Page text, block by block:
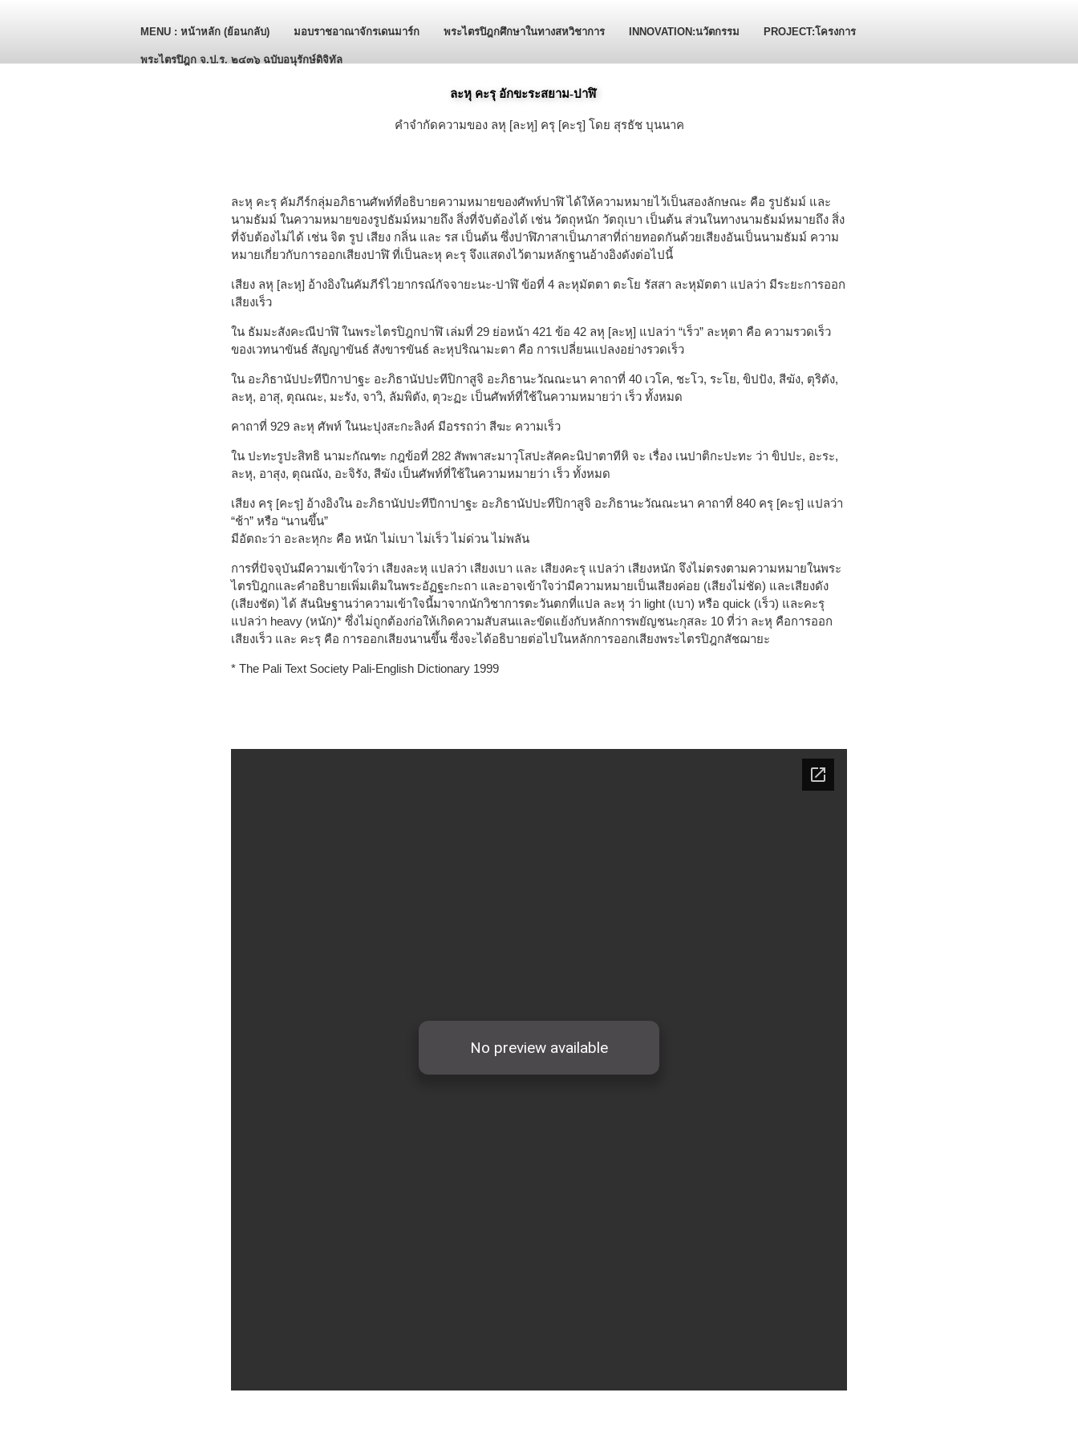
MENU : หน้าหลัก (ย้อนกลับ) มอบราชอาณาจักรเดนมาร์ก พระไตรปิฎกศึกษาในทางสหวิชาการ INNOVATION:นวัตกรรม PROJECT:โครงการ
พระไตรปิฎก จ.ป.ร. ๒๔๓๖ ฉบับอนุรักษ์ดิจิทัล
ละหุ คะรุ อักขะระสยาม-ปาฬิ
คำจำกัดความของ ลหุ [ละหุ] ครุ [คะรุ] โดย สุรธัช บุนนาค
ละหุ คะรุ คัมภีร์กลุ่มอภิธานศัพท์ที่อธิบายความหมายของศัพท์ปาฬิ ได้ให้ความหมายไว้เป็นสองลักษณะ คือ รูปธัมม์ และ
นามธัมม์ ในความหมายของรูปธัมม์หมายถึง สิ่งที่จับต้องได้ เช่น วัตถุหนัก วัตถุเบา เป็นต้น ส่วนในทางนามธัมม์หมายถึง สิ่ง
ที่จับต้องไม่ได้ เช่น จิต รูป เสียง กลิ่น และ รส เป็นต้น ซึ่งปาฬิภาสาเป็นภาสาที่ถ่ายทอดกันด้วยเสียงอันเป็นนามธัมม์ ความ
หมายเกี่ยวกับการออกเสียงปาฬิ ที่เป็นละหุ คะรุ จึงแสดงไว้ตามหลักฐานอ้างอิงดังต่อไปนี้
เสียง ลหุ [ละหุ] อ้างอิงในคัมภีร์ไวยากรณ์กัจจายะนะ-ปาฬิ ข้อที่ 4 ละหุมัตตา ตะโย รัสสา ละหุมัตตา แปลว่า มีระยะการออก
เสียงเร็ว
ใน ธัมมะสังคะณีปาฬิ ในพระไตรปิฎกปาฬิ เล่มที่ 29 ย่อหน้า 421 ข้อ 42 ลหุ [ละหุ] แปลว่า “เร็ว” ละหุตา คือ ความรวดเร็ว
ของเวทนาขันธ์ สัญญาขันธ์ สังขารขันธ์ ละหุปริณามะตา คือ การเปลี่ยนแปลงอย่างรวดเร็ว
ใน อะภิธานัปปะทีปีกาปาฐะ อะภิธานัปปะทีปิกาสูจิ อะภิธานะวัณณะนา คาถาที่ 40 เวโค, ชะโว, ระโย, ขิปปัง, สีฆัง, ตุริตัง,
ละหุ, อาสุ, ตุณณะ, มะรัง, จาวิ, ลัมพิตัง, ตุวะฏะ เป็นศัพท์ที่ใช้ในความหมายว่า เร็ว ทั้งหมด
คาถาที่ 929 ละหุ ศัพท์ ในนะปุงสะกะลิงค์ มีอรรถว่า สีฆะ ความเร็ว
ใน ปะทะรูปะสิทธิ นามะกัณฑะ กฎข้อที่ 282 สัพพาสะมาวุโสปะสัคคะนิปาตาทีหิ จะ เรื่อง เนปาติกะปะทะ ว่า ขิปปะ, อะระ,
ละหุ, อาสุง, ตุณณัง, อะจิรัง, สีฆัง เป็นศัพท์ที่ใช้ในความหมายว่า เร็ว ทั้งหมด
เสียง ครุ [คะรุ] อ้างอิงใน อะภิธานัปปะทีปีกาปาฐะ อะภิธานัปปะทีปิกาสูจิ อะภิธานะวัณณะนา คาถาที่ 840 ครุ [คะรุ] แปลว่า
“ช้า” หรือ “นานขึ้น”
มีอัตถะว่า อะละหุกะ คือ หนัก ไม่เบา ไม่เร็ว ไม่ด่วน ไม่พลัน
การที่ปัจจุบันมีความเข้าใจว่า เสียงละหุ แปลว่า เสียงเบา และ เสียงคะรุ แปลว่า เสียงหนัก จึงไม่ตรงตามความหมายในพระ
ไตรปิฎกและคำอธิบายเพิ่มเติมในพระอัฏฐะกะถา และอาจเข้าใจว่ามีความหมายเป็นเสียงค่อย (เสียงไม่ชัด) และเสียงดัง
(เสียงชัด) ได้ สันนิษฐานว่าความเข้าใจนี้มาจากนักวิชาการตะวันตกที่แปล ละหุ ว่า light (เบา) หรือ quick (เร็ว) และคะรุ
แปลว่า heavy (หนัก)* ซึ่งไม่ถูกต้องก่อให้เกิดความสับสนและขัดแย้งกับหลักการพยัญชนะกุสละ 10 ที่ว่า ละหุ คือการออก
เสียงเร็ว และ คะรุ คือ การออกเสียงนานขึ้น ซึ่งจะได้อธิบายต่อไปในหลักการออกเสียงพระไตรปิฎกสัชฌายะ
* The Pali Text Society Pali-English Dictionary 1999